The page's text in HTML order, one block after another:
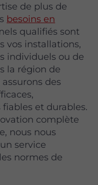
de plus de
besoins en
qualifiés sont
vos installations,
individuels ou de
la région de
des
et durables.
complète
nous nous
service
normes de